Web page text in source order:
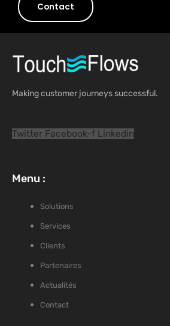
Contact
Making customer journeys successful.
Twitter Facebook-f Linkedin
Menu :
Solutions
Services
Clients
Partenaires
Actualités
Contact